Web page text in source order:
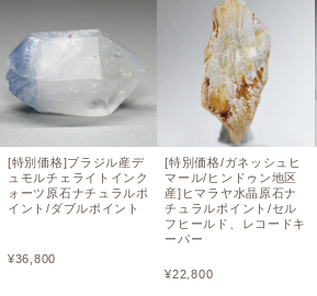
[特別価格]ブラジル産デ
ュモルチェライトインク
ォーツ原石ナチュラルポ
イント/ダブルポイント
¥36,800
[特別価格/ガネッシュヒ
マール/ヒンドゥン地区
産]ヒマラヤ水晶原石ナ
チュラルポイント/セル
フヒールド、レコードキ
ーパー
¥22,800